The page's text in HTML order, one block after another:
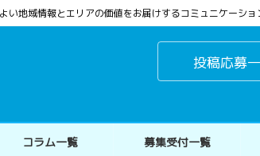
地域情報とエリアの価値をお届けするコミュニケーショ
投稿応募
コラム一覧 募集受付一覧